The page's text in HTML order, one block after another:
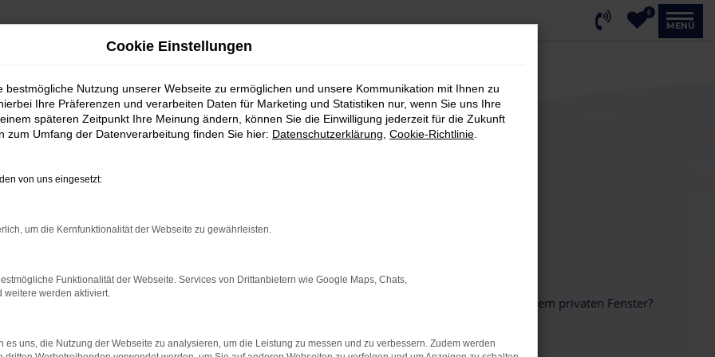
0
MENÜ
bestimmter Seiten verhindern. Funktioniert die Seite in einem anderen Browser oder in einem privaten Fenster?
beheben.
Cookie Einstellungen
bestmögliche Nutzung unserer Webseite zu ermöglichen und unsere Kommunikation mit Ihnen zu
Ihre Präferenzen und verarbeiten Daten für Marketing und Statistiken nur, wenn Sie uns Ihre
späteren Zeitpunkt Ihre Meinung ändern, können Sie die Einwilligung jederzeit für die Zukunft
zum Umfang der Datenverarbeitung finden Sie hier: Datenschutzerklärung Cookie-Richtlinie
von uns eingesetzt:
um die Kernfunktionalität der Webseite zu gewährleisten.
Funktionalität der Webseite. Services von Drittanbietern wie Google Maps, Chats,
weitere werden aktiviert.
es uns, die Nutzung der Webseite zu analysieren, um die Leistung zu messen und zu verbessern. Zudem werden